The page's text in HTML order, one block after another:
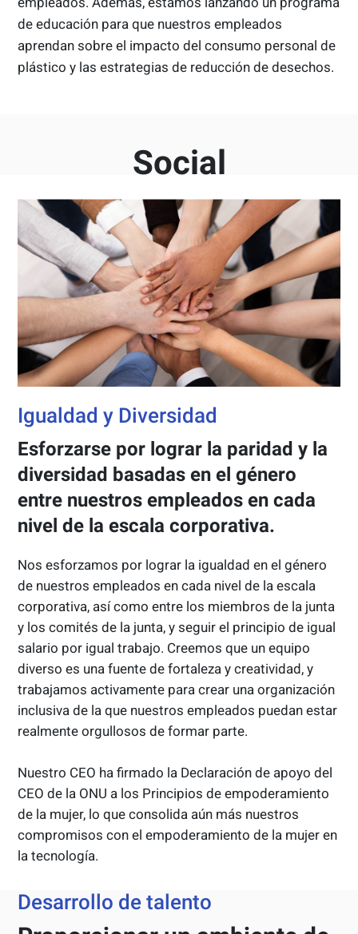
de educación para que nuestros empleados
aprendan sobre el impacto del consumo personal de
plástico y las estrategias de reducción de desechos.
Social
Igualdad y Diversidad
Esforzarse por lograr la paridad y la
diversidad basadas en el género
entre nuestros empleados en cada
nivel de la escala corporativa.
Nos esforzamos por lograr la igualdad en el género
de nuestros empleados en cada nivel de la escala
corporativa, así como entre los miembros de la junta
y los comités de la junta, y seguir el principio de igual
salario por igual trabajo. Creemos que un equipo
diverso es una fuente de fortaleza y creatividad, y
trabajamos activamente para crear una organización
inclusiva de la que nuestros empleados puedan estar
realmente orgullosos de formar parte.
Nuestro CEO ha firmado la Declaración de apoyo del
CEO de la ONU a los Principios de empoderamiento
de la mujer, lo que consolida aún más nuestros
compromisos con el empoderamiento de la mujer en
la tecnología.
Desarrollo de talento